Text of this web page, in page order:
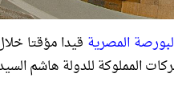
المصرية قيدا مؤقتا
المملوكة للدولة هاشم